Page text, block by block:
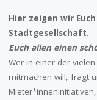
Hier zeigen wir
Stadtgesellschaft.
Euch allen einen
Wer in einer der
mitmachen will, fragt